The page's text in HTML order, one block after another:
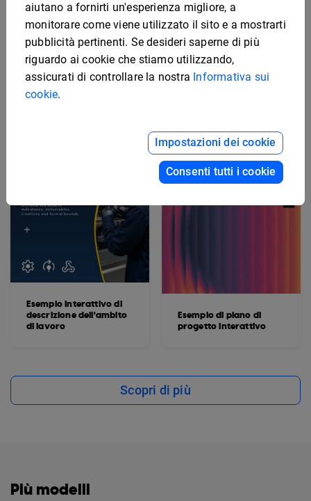
Esempio di piano di
marketing
Esempio interattivo di
descrizione dell'ambito
di lavoro
Modello interattivo di
manuale di sicurezza
Esempio di piano di
progetto interattivo
Scopri di più
Più modelli
aiutano a fornirti un'esperienza migliore, a
monitorare come viene utilizzato il sito e a mostrarti
pubblicità pertinenti. Se desideri saperne di più
riguardo ai cookie che stiamo utilizzando,
assicurati di controllare la nostra Informativa sui
cookie.
Impostazioni dei cookie
Consenti tutti i cookie